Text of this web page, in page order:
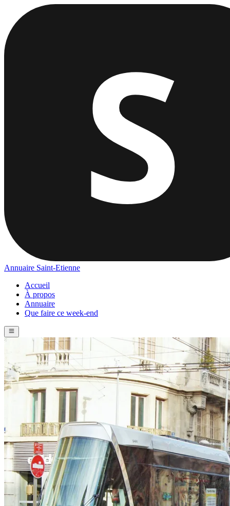
Annuaire Saint-Etienne
Accueil
À propos
Annuaire
Que faire ce week-end